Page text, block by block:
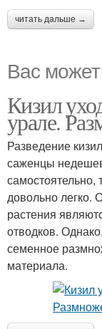
читать дальше →
Вас
Кизил
урале.
Разведение
саженцы
самостоятельно,
довольно легко.
растения
отводков.
семенное
материала.